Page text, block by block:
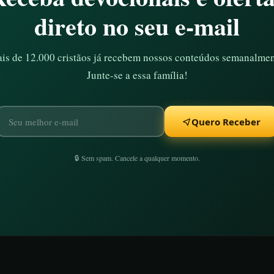
direto no seu e-mail
de 12.000 cristãos já recebem nossos conteúdos
Junte-se a essa família!
Quero Receber
🔒 Sem spam. Cancele a qualquer momento.